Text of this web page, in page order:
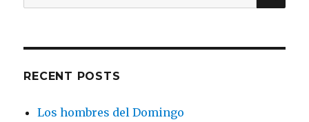
for:
RECENT POSTS
Los hombres del Domingo